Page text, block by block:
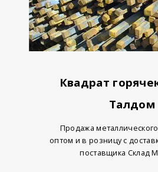
Квадрат
Талдом
Продажа металлического
оптом и в розницу с
поставщика Склад